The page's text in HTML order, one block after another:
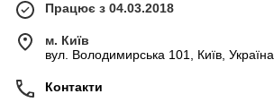
Працює з 04.03.2018
м. Київ
вул. Володимирська 101, Київ, Україна
Контакти